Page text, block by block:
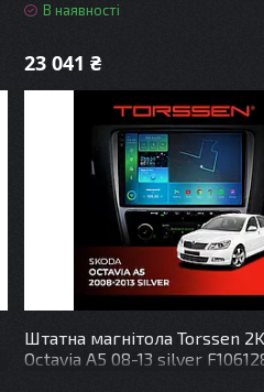
В наявності
23 041 ₴
Штатна магнітола Torssen
Octavia A5 08-13 silver